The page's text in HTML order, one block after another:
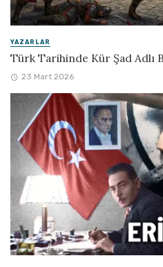
YAZARLAR
Türk Tarihinde Kür Şad Adlı
23 Mart 2026